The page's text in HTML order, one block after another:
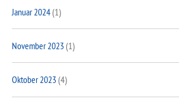
Januar 2024(1)
November 2023(1)
Oktober 2023(4)